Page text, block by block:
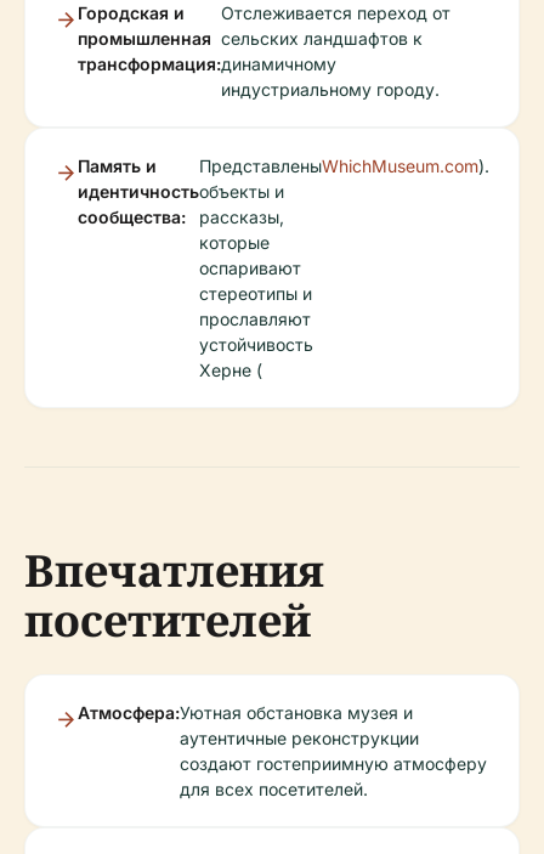
Городская и
промышленная
трансформация:
Отслеживается переход от
сельских ландшафтов к
динамичному
индустриальному городу.
Память и
идентичность
сообщества:
Представлены
объекты и
рассказы,
которые
оспаривают
стереотипы и
прославляют
устойчивость
Херне (
WhichMuseum.com).
Впечатления
посетителей
Атмосфера:Уютная обстановка музея и
аутентичные реконструкции
создают гостеприимную атмосферу
для всех посетителей.